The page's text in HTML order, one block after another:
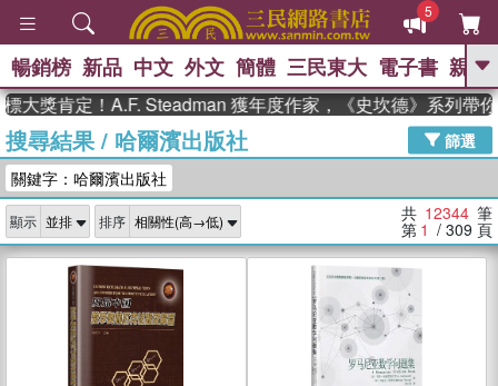
5
GO
熱搜： 高希均教授回憶錄
、 The Odyssey 、 父親節 、 如果歷
獎 臺灣漫遊錄 、 方念華 、 台灣的李
登輝時代
數學女孩：黎曼猜想 、
偉大的迷走神經
暢銷榜 新品 中文 外文 簡體 三民東大 電子書 親子
定！A.F. Steadman 獲年度作家，《史坎德》系列帶你踏上
搜尋結果/ 哈爾濱出版社
篩選
關鍵字：哈爾濱出版社
顯示 排序 共 12344 筆
第 1 / 309 頁